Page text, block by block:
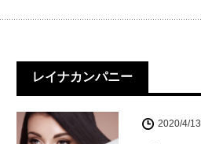
レイナカンパニー
2020/4/13